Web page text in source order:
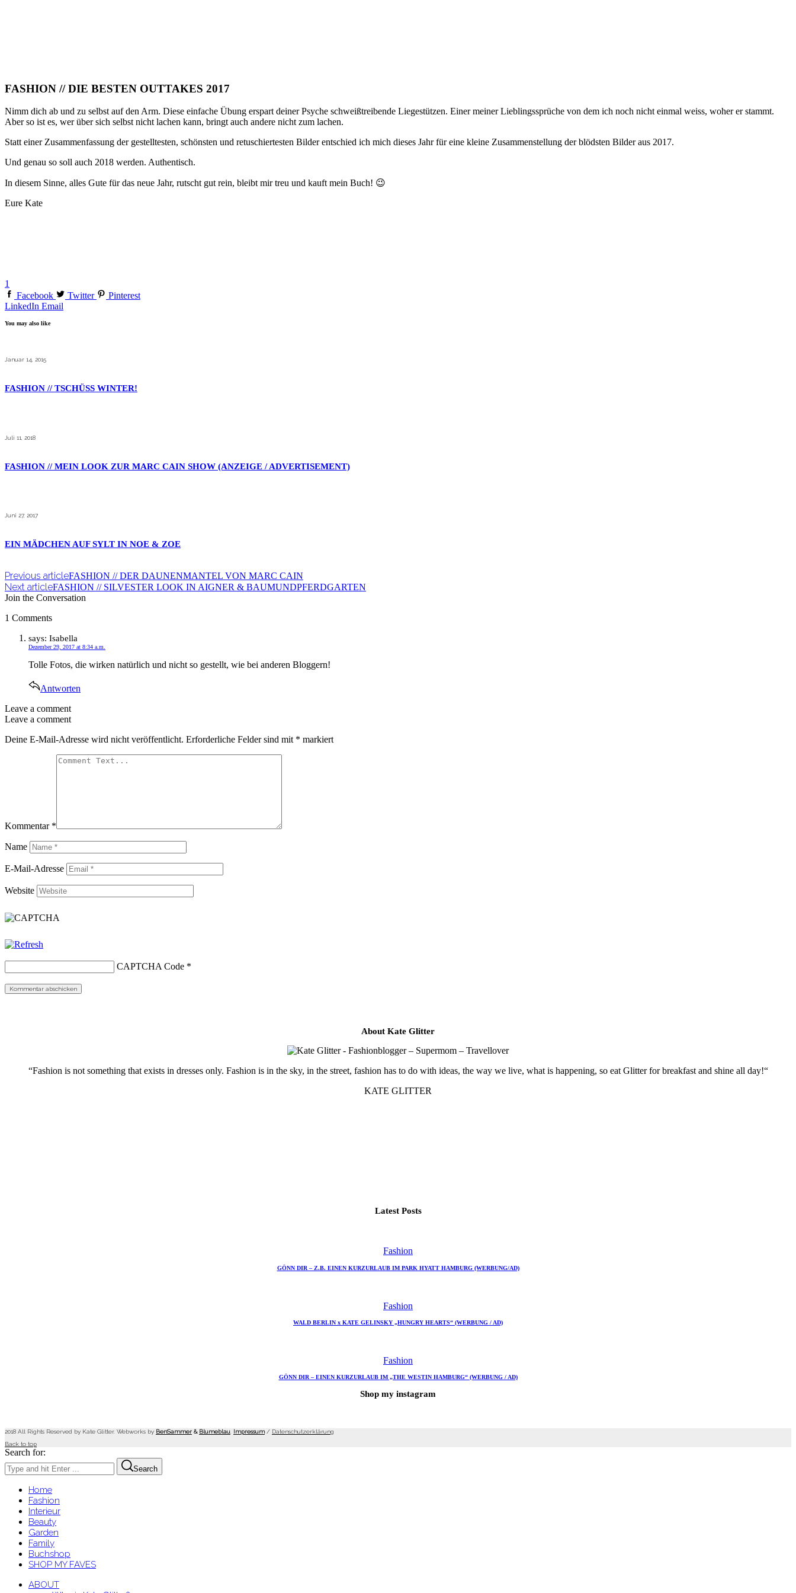
FASHION // DIE BESTEN OUTTAKES 2017
Nimm dich ab und zu selbst auf den Arm. Diese einfache Übung erspart deiner Psyche schweißtreibende Liegestützen. Einer meiner Lieblingssprüche von dem ich noch nicht einmal weiss, woher er stammt.
Aber so ist es, wer über sich selbst nicht lachen kann, bringt auch andere nicht zum lachen.
Statt einer Zusammenfassung der gestelltesten, schönsten und retuschiertesten Bilder entschied ich mich dieses Jahr für eine kleine Zusammenstellung der blödsten Bilder aus 2017.
Und genau so soll auch 2018 werden. Authentisch.
In diesem Sinne, alles Gute für das neue Jahr, rutscht gut rein, bleibt mir treu und kauft mein Buch! 😉
Eure Kate
1
Facebook
Twitter
Pinterest
LinkedIn Email
You may also like
Januar 14, 2015
FASHION // TSCHÜSS WINTER!
Juli 11, 2018
FASHION // MEIN LOOK ZUR MARC CAIN SHOW (ANZEIGE / ADVERTISEMENT)
Juni 27, 2017
EIN MÄDCHEN AUF SYLT IN NOE & ZOE
Previous articleFASHION // DER DAUNENMANTEL VON MARC CAIN
Next articleFASHION // SILVESTER LOOK IN AIGNER & BAUMUNDPFERDGARTEN
Join the Conversation
1 Comments
says: Isabella
Dezember 29, 2017 at 8:34 a.m.
Tolle Fotos, die wirken natürlich und nicht so gestellt, wie bei anderen Bloggern!
Antworten
Leave a comment
Leave a comment
Deine E-Mail-Adresse wird nicht veröffentlicht. Erforderliche Felder sind mit * markiert
Kommentar *
Name
E-Mail-Adresse
Website
CAPTCHA Code *
About Kate Glitter
“Fashion is not something that exists in dresses only. Fashion is in the sky, in the street, fashion has to do with ideas, the way we live, what is happening, so eat Glitter for breakfast and shine all day!“
KATE GLITTER
Latest Posts
Fashion
GÖNN DIR – Z.B. EINEN KURZURLAUB IM PARK HYATT HAMBURG (WERBUNG/AD)
Fashion
WALD BERLIN x KATE GELINSKY „HUNGRY HEARTS“ (WERBUNG / AD)
Fashion
GÖNN DIR – EINEN KURZURLAUB IM „THE WESTIN HAMBURG“ (WERBUNG / AD)
Shop my instagram
2018 All Rights Reserved by Kate Glitter. Webworks by BenSammer & Blumeblau. Impressum/ Datenschutzerklärung
Back to top
Search for:
Search
Home
Fashion
Interieur
Beauty
Garden
Family
Buchshop
SHOP MY FAVES
ABOUT